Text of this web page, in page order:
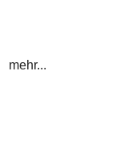
mehr...